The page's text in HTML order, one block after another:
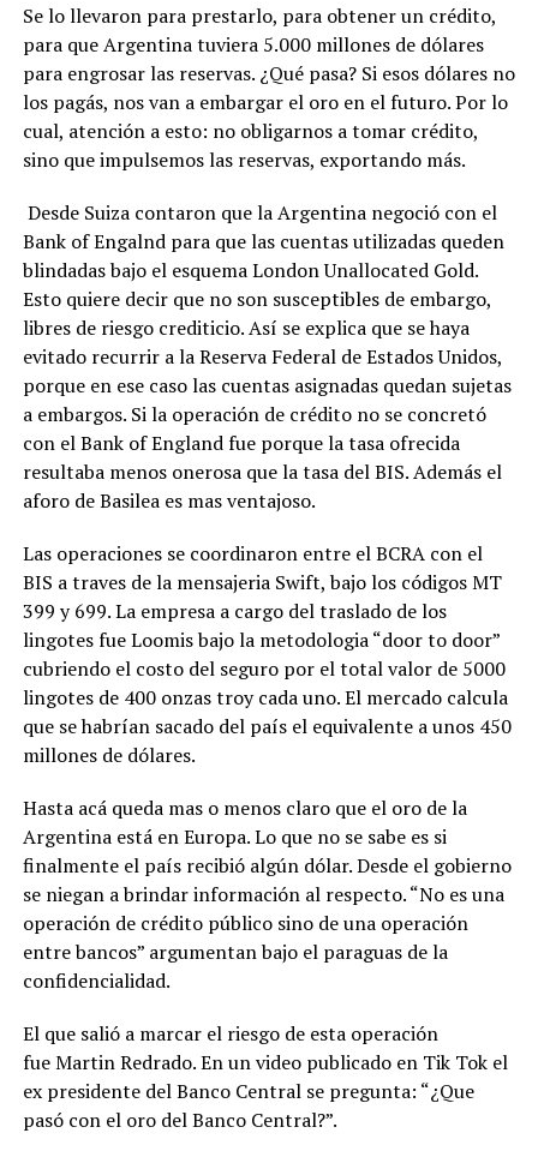
Se lo llevaron para prestarlo, para obtener un crédito,
para que Argentina tuviera 5.000 millones de dólares
para engrosar las reservas. ¿Qué pasa? Si esos dólares no
los pagás, nos van a embargar el oro en el futuro. Por lo
cual, atención a esto: no obligarnos a tomar crédito,
sino que impulsemos las reservas, exportando más.
Desde Suiza contaron que la Argentina negoció con el
Bank of Engalnd para que las cuentas utilizadas queden
blindadas bajo el esquema London Unallocated Gold.
Esto quiere decir que no son susceptibles de embargo,
libres de riesgo crediticio. Así se explica que se haya
evitado recurrir a la Reserva Federal de Estados Unidos,
porque en ese caso las cuentas asignadas quedan sujetas
a embargos. Si la operación de crédito no se concretó
con el Bank of England fue porque la tasa ofrecida
resultaba menos onerosa que la tasa del BIS. Además el
aforo de Basilea es mas ventajoso.
Las operaciones se coordinaron entre el BCRA con el
BIS a traves de la mensajeria Swift, bajo los códigos MT
399 y 699. La empresa a cargo del traslado de los
lingotes fue Loomis bajo la metodologia “door to door”
cubriendo el costo del seguro por el total valor de 5000
lingotes de 400 onzas troy cada uno. El mercado calcula
que se habrían sacado del país el equivalente a unos 450
millones de dólares.
Hasta acá queda mas o menos claro que el oro de la
Argentina está en Europa. Lo que no se sabe es si
finalmente el país recibió algún dólar. Desde el gobierno
se niegan a brindar información al respecto. “No es una
operación de crédito público sino de una operación
entre bancos” argumentan bajo el paraguas de la
confidencialidad.
El que salió a marcar el riesgo de esta operación
fue Martin Redrado. En un video publicado en Tik Tok el
ex presidente del Banco Central se pregunta: “¿Que
pasó con el oro del Banco Central?”.